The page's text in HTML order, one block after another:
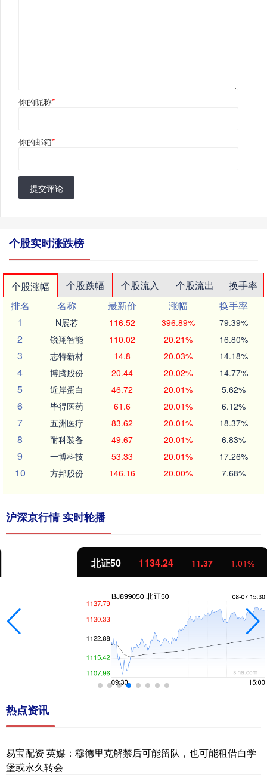
你的昵称*
你的邮箱*
提交评论
个股实时涨跌榜
个股涨幅 个股跌幅 个股流入 个股流出
换手率
排名
名称 最新价 涨幅
换手率
1
N展芯 116.52 396.89% 79.39%
2 锐翔智能 110.02 20.21% 16.80%
3 志特新材 14.8 20.03% 14.18%
4 博腾股份 20.44 20.02% 14.77%
5 近岸蛋白 46.72 20.01% 5.62%
6 毕得医药 61.6 20.01% 6.12%
7 五洲医疗 83.62 20.01% 18.37%
8 耐科装备 49.67 20.01% 6.83%
9 一博科技 53.33 20.01% 17.26%
10 方邦股份 146.16 20.00% 7.68%
沪深京行情 实时轮播
1134.24 11.37 1.01%
热点资讯
易宝配资 英媒：穆德里克解禁后可能留队，也可能租借白学
堡或永久转会